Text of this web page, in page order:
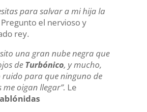
para salvar a mi hija la
el nervioso y
rey.
una gran nube negra que
de Turbónico, y mucho,
para que ninguno de
me oigan llegar”. Le